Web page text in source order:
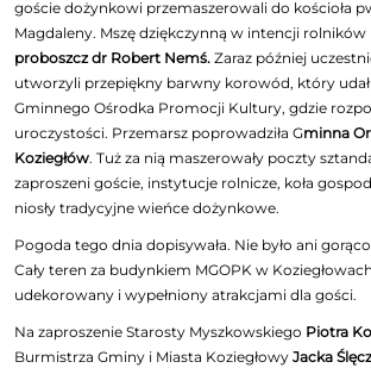
goście dożynkowi przemaszerowali do kościoła
Magdaleny. Mszę dziękczynną w intencji
proboszcz dr Robert Nemś.Zaraz później
utworzyli przepiękny barwny korowód, który udał
Gminnego Ośrodka Promocji Kultury, gdzie
uroczystości. Przemarsz poprowadziła Gminna
Koziegłów. Tuż za nią maszerowały poczty
zaproszeni goście, instytucje rolnicze, koła
niosły tradycyjne wieńce dożynkowe.
Pogoda tego dnia dopisywała. Nie było ani
Cały teren za budynkiem MGOPK w
udekorowany i wypełniony atrakcjami dla gości.
Na zaproszenie Starosty Myszkowskiego Piotra
Burmistrza Gminy i Miasta KoziegłowyJacka